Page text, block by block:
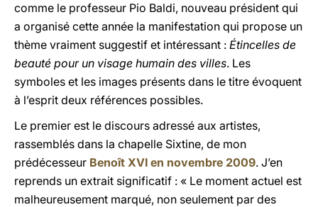
comme le professeur Pio Baldi, nouveau président qui
a organisé cette année la manifestation qui propose un
thème vraiment suggestif et intéressant : Étincelles de
beauté pour un visage humain des villes. Les
symboles et les images présents dans le titre évoquent
à l’esprit deux références possibles.
Le premier est le discours adressé aux artistes,
rassemblés dans la chapelle Sixtine, de mon
prédécesseur Benoît XVI en novembre 2009. J’en
reprends un extrait significatif : « Le moment actuel est
malheureusement marqué, non seulement par des